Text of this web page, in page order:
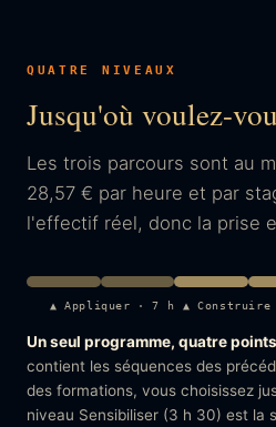
QUATRE NIVEAUX
Jusqu'où voulez-
Les trois parcours sont au
28,57 € par heure et par
l'effectif réel, donc la prise
▲ Appliquer · 7 h ▲ Construire
Un seul programme, quatre
contient les séquences des
des formations, vous choisissez
niveau Sensibiliser (3 h 30) est la